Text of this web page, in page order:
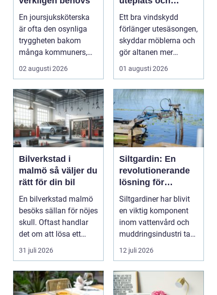
En joursjuksköterska
är ofta den osynliga
tryggheten bakom
många kommuners,
privata vårdgivares
och ...
02 augusti 2026
uterum
Ett bra vindskydd
förlänger utesäsongen,
skyddar möblerna och
gör altanen mer
ombonad utan att
känna...
01 augusti 2026
Bilverkstad i
malmö så väljer du
rätt för din bil
En bilverkstad malmö
besöks sällan för nöjes
skull. Oftast handlar
det om att lösa ett
problem snabb...
31 juli 2026
Siltgardin: En
revolutionerande
lösning för
vattenmiljöer
Siltgardiner har blivit
en viktig komponent
inom vattenvård och
muddringsindustri tack
vare si...
12 juli 2026